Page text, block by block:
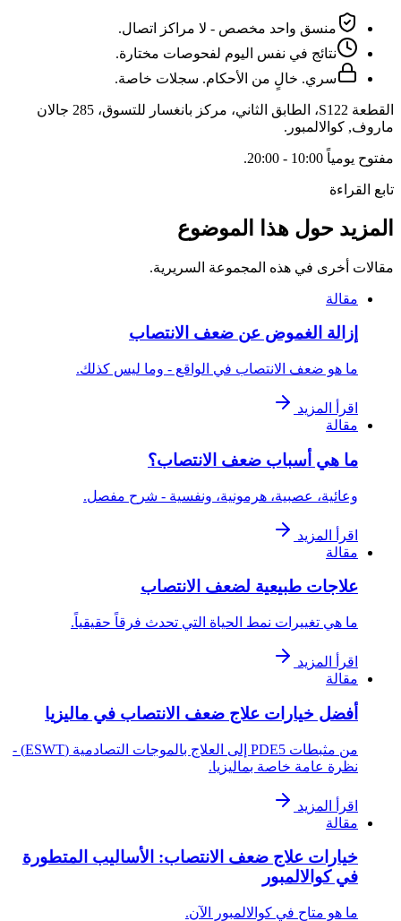
منسق واحد مخصص - لا مراكز اتصال.
نتائج في نفس اليوم لفحوصات مختارة.
سري. خالٍ من الأحكام. سجلات خاصة.
القطعة S122، الطابق الثاني، مركز بانغسار للتسوق، 285 جالان
ماروف, كوالالمبور .
مفتوح يومياً 10:00 - 20:00 .
تابع القراءة
المزيد حول هذا الموضوع
مقالات أخرى في هذه المجموعة السريرية.
مقالة
إزالة الغموض عن ضعف الانتصاب
ما هو ضعف الانتصاب في الواقع - وما ليس كذلك.
اقرأ المزيد
مقالة
ما هي أسباب ضعف الانتصاب؟
وعائية، عصبية، هرمونية، ونفسية - شرح مفصل.
اقرأ المزيد
مقالة
علاجات طبيعية لضعف الانتصاب
ما هي تغييرات نمط الحياة التي تحدث فرقاً حقيقياً.
اقرأ المزيد
مقالة
أفضل خيارات علاج ضعف الانتصاب في ماليزيا
من مثبطات PDE5 إلى العلاج بالموجات التصادمية (ESWT) -
نظرة عامة خاصة بماليزيا.
اقرأ المزيد
مقالة
خيارات علاج ضعف الانتصاب: الأساليب المتطورة
في كوالالمبور
ما هو متاح في كوالالمبور الآن.